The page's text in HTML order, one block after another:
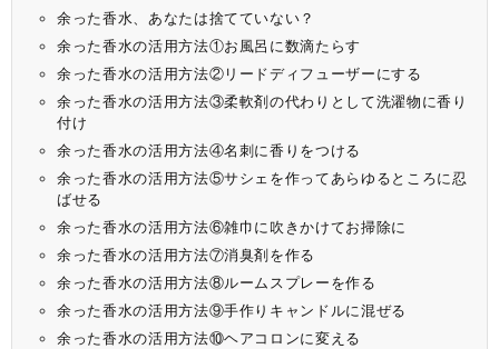
余った香水、あなたは捨てていない？
余った香水の活用方法①お風呂に数滴たらす
余った香水の活用方法②リードディフューザーにする
余った香水の活用方法③柔軟剤の代わりとして洗濯物に香り
付け
余った香水の活用方法④名刺に香りをつける
余った香水の活用方法⑤サシェを作ってあらゆるところに忍
ばせる
余った香水の活用方法⑥雑巾に吹きかけてお掃除に
余った香水の活用方法⑦消臭剤を作る
余った香水の活用方法⑧ルームスプレーを作る
余った香水の活用方法⑨手作りキャンドルに混ぜる
余った香水の活用方法⑩ヘアコロンに変える